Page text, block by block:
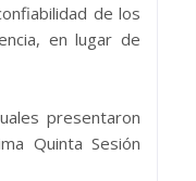
de los
en lugar de
presentaron
Quinta Sesión